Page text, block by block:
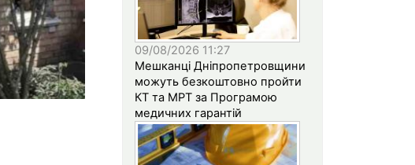
09/08/2026 11:27
Мешканці Дніпропетровщини
можуть безкоштовно пройти
КТ та МРТ за Програмою
медичних гарантій